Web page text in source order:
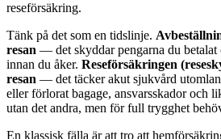
reseförsäkring.
Tänk på det som en tidslinje.
resan — det skyddar pengarna du betalat
innan du åker. Reseförsäkringen
resan — det täcker akut sjukvård
eller förlorat bagage, ansvarsskador och
utan det andra, men för full trygghet
En klassisk fälla är att tro att